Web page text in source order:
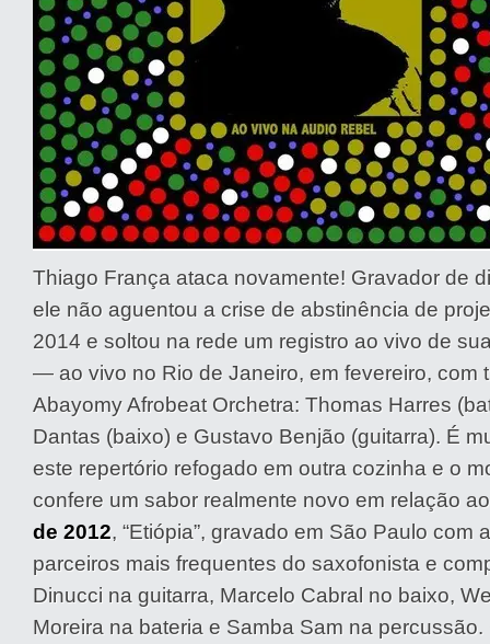
Thiago França ataca novamente! Gravador de
ele não aguentou a crise de abstinência de
2014 e soltou na rede um registro ao vivo de
— ao vivo no Rio de Janeiro, em fevereiro, com
Abayomy Afrobeat Orchetra: Thomas Harres
Dantas (baixo) e Gustavo Benjão (guitarra). É
este repertório refogado em outra cozinha e o
confere um sabor realmente novo em relação
de 2012, “Etiópia”, gravado em São Paulo com
parceiros mais frequentes do saxofonista e
Dinucci na guitarra, Marcelo Cabral no baixo,
Moreira na bateria e Samba Sam na percussão.